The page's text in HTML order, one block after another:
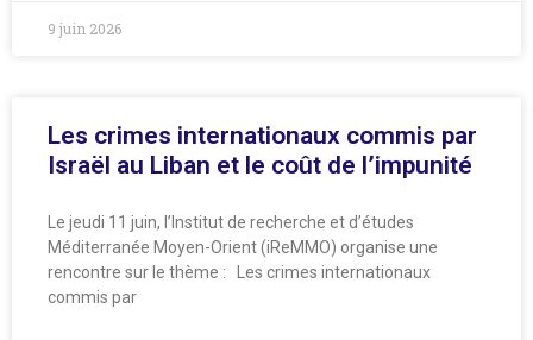
9 juin 2026
Les crimes internationaux commis par
Israël au Liban et le coût de l’impunité
Le jeudi 11 juin, l’Institut de recherche et d’études
Méditerranée Moyen-Orient (iReMMO) organise une
rencontre sur le thème : Les crimes internationaux
commis par